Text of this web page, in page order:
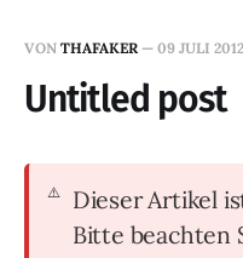
VON THAFAKER — 09 JULI 2012
Untitled post
Dieser Artikel
Bitte beachten